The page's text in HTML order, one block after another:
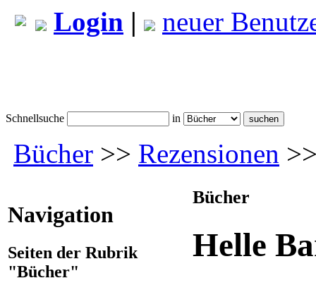
Login | neuer
Schnellsuche in
Bücher >> Rezensionen
Navigation
Seiten der Rubrik
"Bücher"
Bücher
Helle